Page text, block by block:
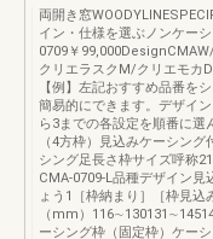
両開き窓
イン・仕様を選ぶノンケー
0709￥
クリエラスクM/クリエモカ
【例】左記おすすめ品番を
簡易的にできます。デザイ
ら3までの各設定を順番に
（4方枠）見込みケーシン
シング足長さ枠サイズ呼称
CMA-0709-L品種デザイン見
ょう1［枠納まり］［枠見
（mm）
ーシング枠（固定枠）ケー